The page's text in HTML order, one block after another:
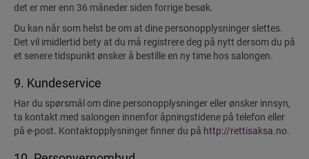
det er mer enn 36 måneder siden forrige besøk.
Du kan når som helst be om at dine personopplysninger slettes.
Det vil imidlertid bety at du må registrere deg på nytt dersom du på
et senere tidspunkt ønsker å bestille en ny time hos salongen.
9. Kundeservice
Har du spørsmål om dine personopplysninger eller ønsker innsyn,
ta kontakt med salongen innenfor åpningstidene på telefon eller
på e-post. Kontaktopplysninger finner du på http://rettisaksa.no.